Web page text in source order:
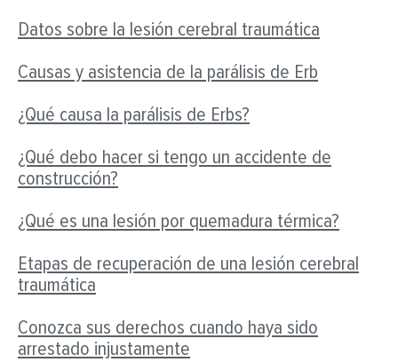
Datos sobre la lesión cerebral traumática
Causas y asistencia de la parálisis de Erb
¿Qué causa la parálisis de Erbs?
¿Qué debo hacer si tengo un accidente de
construcción?
¿Qué es una lesión por quemadura térmica?
Etapas de recuperación de una lesión cerebral
traumática
Conozca sus derechos cuando haya sido
arrestado injustamente